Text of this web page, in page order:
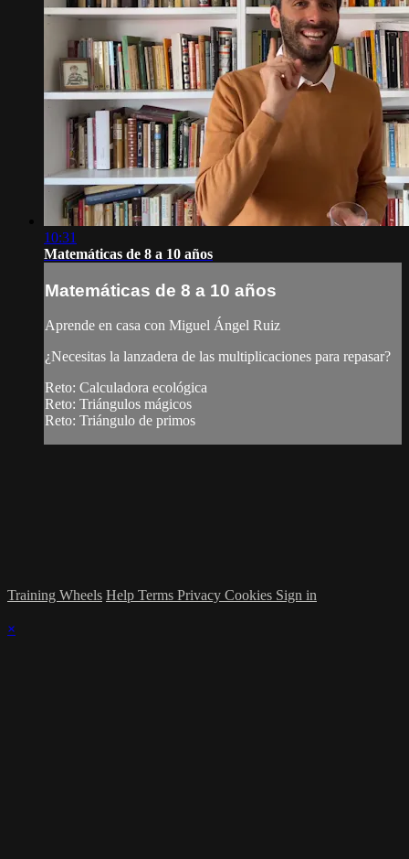
10:31
Matemáticas de 8 a 10 años
Matemáticas de 8 a 10 años
Aprende en casa con Miguel Ángel Ruiz
¿Necesitas la lanzadera de las multiplicaciones para repasar?
Reto: Calculadora ecológica
Reto: Triángulos mágicos
Reto: Triángulo de primos
Training Wheels Help Terms Privacy Cookies Sign in
×